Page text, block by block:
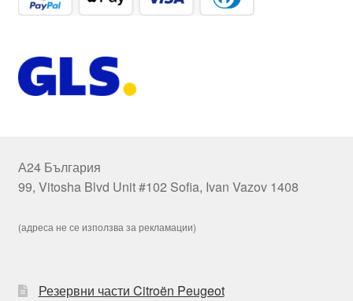
А24 България
99, Vitosha Blvd Unit #102 Sofia, Ivan Vazov 1408
(адреса не се използва за рекламации)
Резервни части Citroën Peugeot